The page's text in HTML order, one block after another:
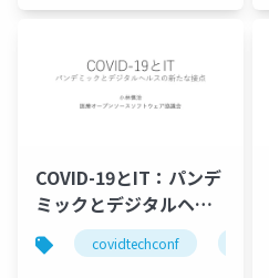
COVID-19とIT：パンデ
ミックとデジタルヘル
スの新たな接点
covidtechconf